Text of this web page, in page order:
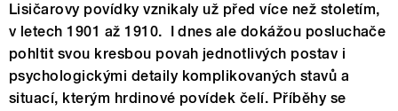
Lisičarovy povídky vznikaly už před více než stoletím,
v letech 1901 až 1910. I dnes ale dokážou posluchače
pohltit svou kresbou povah jednotlivých postav i
psychologickými detaily komplikovaných stavů a
situací, kterým hrdinové povídek čelí. Příběhy se